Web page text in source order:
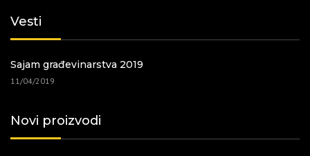
Vesti
Sajam građevinarstva 2019
11/04/2019
Novi proizvodi